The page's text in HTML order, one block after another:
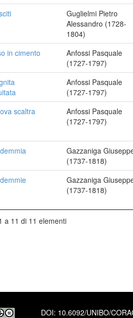
Guglielmi Pietro
Alessandro (1728-
1804)
in cimento
Anfossi Pasquale
(1727-1797)
Anfossi Pasquale
(1727-1797)
scaltra
Anfossi Pasquale
(1727-1797)
Gazzaniga
(1737-1818)
Gazzaniga
(1737-1818)
a 11 di 11 elementi
DOI: 10.6092/UNIBO/